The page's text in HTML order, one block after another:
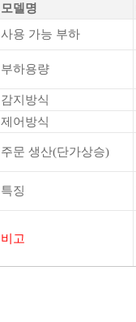
모델명
사용 가능 부하
부하용량
감지방식
제어방식
주문 생산(단가상승)
특징
비고